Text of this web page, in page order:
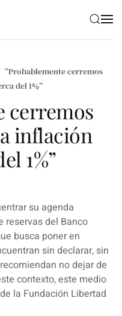
“Probablemente cerremos
del 1%”
cerremos
inflación
1%”
su agenda
reservas del Banco
busca poner en
sin declarar, sin
no dejar de
contexto, este medio
la Fundación Libertad